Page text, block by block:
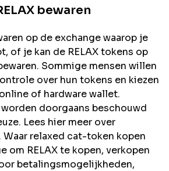
bewaren
op de exchange waarop je
of je kan de RELAX tokens op
Sommige mensen willen
over hun tokens en kiezen
of hardware wallet.
doorgaans beschouwd
Lees hier meer over
relaxed cat-token kopen
om RELAX te kopen, verkopen
betalingsmogelijkheden,